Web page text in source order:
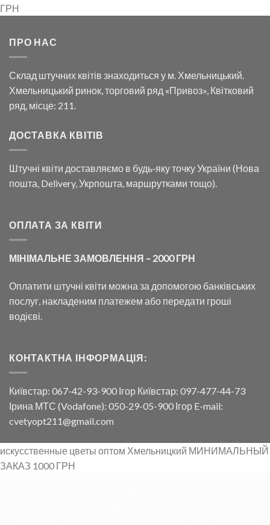
ГРН
ПРО НАС
Склад штучних квітів знаходиться у м. Хмельницький.
Хмельницький ринок, торговий ряд «Привоз», Квітковий
ряд, місце: 211.
ДОСТАВКА КВІТІВ
Штучні квіти доставляємо в будь‑яку точку України (Нова
пошта, Delivery, Укрпошта, маршрутками тощо).
ОПЛАТА ЗА КВІТИ
МІНІМАЛЬНЕ ЗАМОВЛЕННЯ – 2000 ГРН
Оплатити штучні квіти можна за допомогою банківських
послуг, накладеним платежем або передати гроші
водієві.
КОНТАКТНА ІНФОРМАЦІЯ:
Київстар: 067-42-93-900 Ігор Київстар: 097-477-44-73
Ірина МТС (Vodafone): 050-29-05-900 Ігор E-mail:
cvetyopt211@gmail.com
искусственные цветы оптом Хмельницкий МИНИМАЛЬНЫЙ
ЗАКАЗ 1000 ГРН